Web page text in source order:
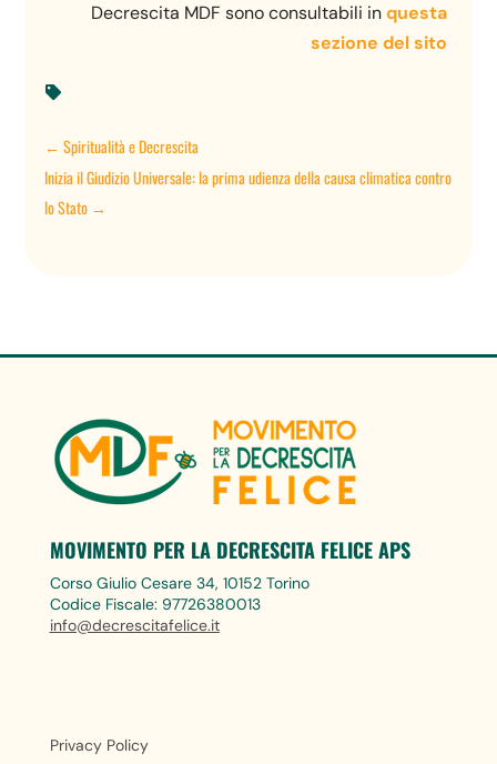
Decrescita MDF sono consultabili inquesta
sezione del sito

←Spiritualità e Decrescita
Inizia il Giudizio Universale: la prima udienza della causa climatica contro
lo Stato →
MOVIMENTO PER LA DECRESCITA FELICE APS
Corso Giulio Cesare 34, 10152 Torino
Codice Fiscale: 97726380013
info@decrescitafelice.it
Privacy Policy